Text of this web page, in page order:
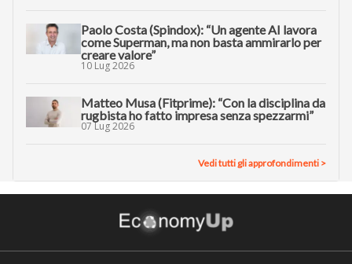
Paolo Costa (Spindox): “Un agente AI lavora
come Superman, ma non basta ammirarlo per
creare valore”
10 Lug 2026
Matteo Musa (Fitprime): “Con la disciplina da
rugbista ho fatto impresa senza spezzarmi”
07 Lug 2026
Vedi tutti gli approfondimenti >